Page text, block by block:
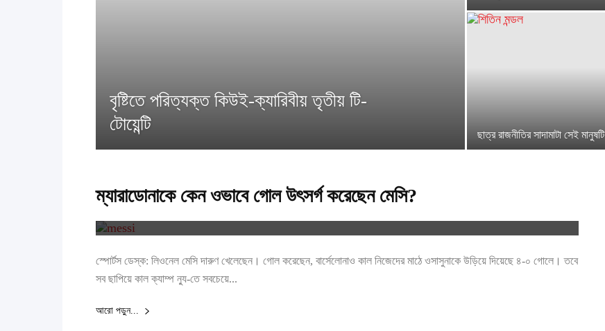
বৃষ্টিতে পরিত্যক্ত কিউই-ক্যারিবীয় তৃতীয় টি-
টোয়েন্টি
ছাত্র রাজনীতির সাদামাটা সেই মানুষটি
ম্যারাডোনাকে কেন ওভাবে গোল উৎসর্গ করেছেন মেসি?
স্পোর্টস ডেস্ক: লিওনেল মেসি দারুণ খেলেছেন। গোল করেছেন, বার্সেলোনাও কাল নিজেদের মাঠে ওসাসুনাকে উড়িয়ে দিয়েছে ৪-০ গোলে। তবে
সব ছাপিয়ে কাল ক্যাম্প ন্যু-তে সবচেয়ে...
আরো পড়ুন...